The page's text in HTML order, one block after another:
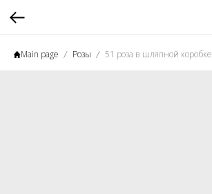
Main page Розы 51 роза в шляпной коробке